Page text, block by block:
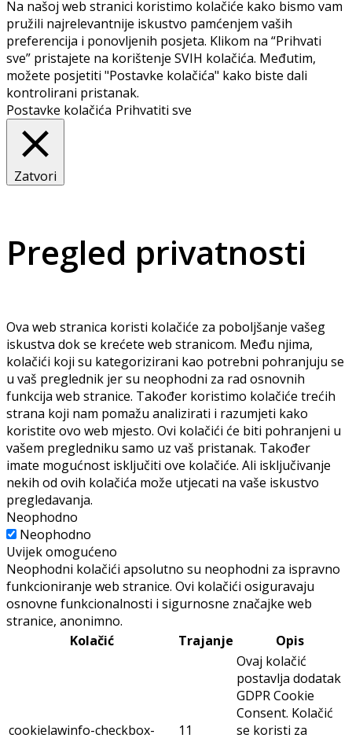
Na našoj web stranici koristimo kolačiće kako bismo vam
pružili najrelevantnije iskustvo pamćenjem vaših
preferencija i ponovljenih posjeta. Klikom na “Prihvati
sve” pristajete na korištenje SVIH kolačića. Međutim,
možete posjetiti "Postavke kolačića" kako biste dali
kontrolirani pristanak.
Postavke kolačića Prihvatiti sve
Zatvori
Pregled privatnosti
Ova web stranica koristi kolačiće za poboljšanje vašeg
iskustva dok se krećete web stranicom. Među njima,
kolačići koji su kategorizirani kao potrebni pohranjuju se
u vaš preglednik jer su neophodni za rad osnovnih
funkcija web stranice. Također koristimo kolačiće trećih
strana koji nam pomažu analizirati i razumjeti kako
koristite ovo web mjesto. Ovi kolačići će biti pohranjeni u
vašem pregledniku samo uz vaš pristanak. Također
imate mogućnost isključiti ove kolačiće. Ali isključivanje
nekih od ovih kolačića može utjecati na vaše iskustvo
pregledavanja.
Neophodno
Neophodno
Uvijek omogućeno
Neophodni kolačići apsolutno su neophodni za ispravno
funkcioniranje web stranice. Ovi kolačići osiguravaju
osnovne funkcionalnosti i sigurnosne značajke web
stranice, anonimno.
Kolačić
Trajanje Opis
cookielawinfo-checkbox-
11
Ovaj kolačić
postavlja dodatak
GDPR Cookie
Consent. Kolačić
se koristi za